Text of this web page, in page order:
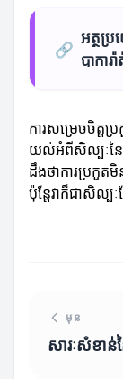
🔗
អត្ថប្
បាការ៉
ការសម្រេចចិត្តប្
យល់អំពីសិល្បៈនៃ
ដឹងថាការប្រកួត
ប៉ុន្តែវាក៏ជាសិល្បៈ
មុន
សារៈសំខាន់ន